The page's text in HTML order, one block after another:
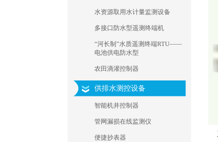
水资源取用水计量监测设备
多接口防水型遥测终端机
“河长制”水质遥测终端RTU——
电池供电防水型
农田滴灌控制器
供排水测控设备
智能机井控制器
管网漏损在线监测仪
便捷抄表器